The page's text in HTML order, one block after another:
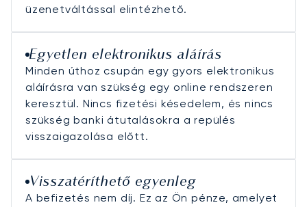
üzenetváltással elintézhető.
Egyetlen elektronikus aláírás
Minden úthoz csupán egy gyors elektronikus
aláírásra van szükség egy online rendszeren
keresztül. Nincs fizetési késedelem, és nincs
szükség banki átutalásokra a repülés
visszaigazolása előtt.
Visszatéríthető egyenleg
A befizetés nem díj. Ez az Ön pénze, amelyet